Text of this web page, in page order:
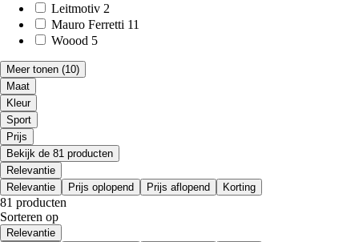
Leitmotiv 2
Mauro Ferretti 11
Woood 5
Meer tonen (10)
Maat
Kleur
Sport
Prijs
Bekijk de 81 producten
Relevantie
Relevantie
Prijs oplopend Prijs aflopend Korting
81 producten
Sorteren op
Relevantie